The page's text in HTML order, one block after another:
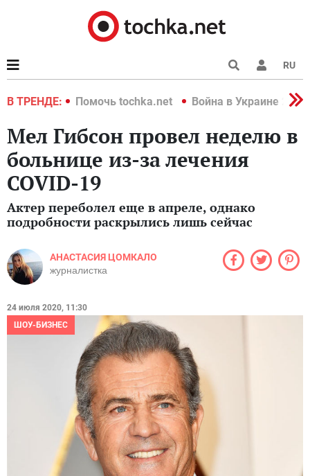
RU
В ТРЕНДЕ:
2022 Помочь tochka.net Война в Украине 2022
Мел Гибсон провел неделю в
больнице из-за лечения
COVID-19
Актер переболел еще в апреле, однако
подробности раскрылись лишь сейчас
АНАСТАСИЯ ЦОМКАЛО
журналистка
24 июля 2020, 11:30
ШОУ-БИЗНЕС